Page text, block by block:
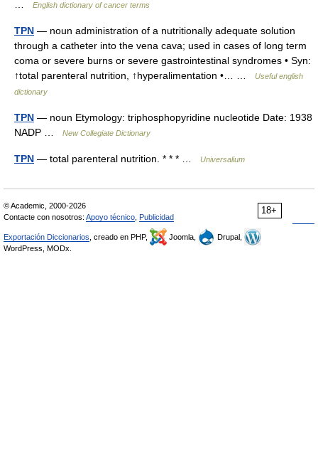
English dictionary of cancer terms
TPN — noun administration of a nutritionally adequate solution
through a catheter into the vena cava; used in cases of long term
coma or severe burns or severe gastrointestinal syndromes • Syn:
↑total parenteral nutrition, ↑hyperalimentation •… …
Useful english
dictionary
TPN — noun Etymology: triphosphopyridine nucleotide Date: 1938
NADP …
New Collegiate Dictionary
TPN — total parenteral nutrition. * * * … Universalium
18+
© Academic, 2000-2026
Contacte con nosotros: Apoyo técnico Publicidad
Exportación Diccionarios , creado en PHP, Joomla,
Drupal,
WordPress, MODx.